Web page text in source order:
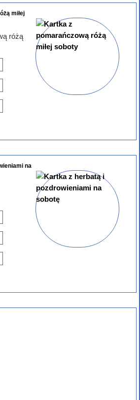
miłej
różą
na